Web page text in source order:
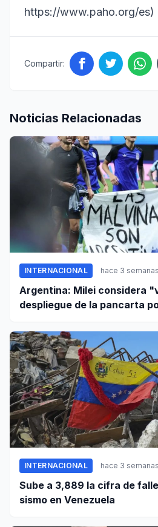
https://www.paho.org/es)
Compartir:
Noticias Relacionadas
INTERNACIONAL hace 3 semanas
Argentina: Milei considera
despliegue de la pancarta
INTERNACIONAL hace 3 semanas
Sube a 3,889 la cifra de
sismo en Venezuela